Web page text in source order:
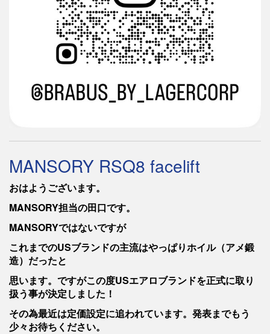
MANSORY RSQ8 facelift
おはようございます。
MANSORY担当の田口です。
MANSORYではないですが
これまでのUSブランドの主流はやっぱりホイル（アメ鍛
造）だったと
思います。ですがこの度USエアロブランドを正式に取り
扱う事が決定しました！
その為最近は定価設定に追われています。発表までもう
少々お待ちください。